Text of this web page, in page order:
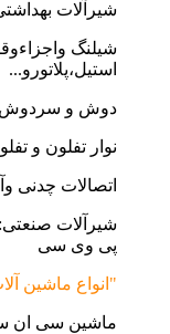
شیرآلات
شیلنگ
استیل،پلاتورو...
دوش و سردوش
نوار تفلون و
اتصالات چدنی
شیرآلات
پی وی سی
"انواع ماشین
ماشین سی ان